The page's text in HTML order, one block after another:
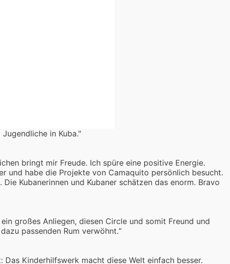
in Kuba."
bringt mir Freude. Ich spüre eine positive Energie.
und habe die Projekte von Camaquito persönlich besucht.
Kubanerinnen und Kubaner schätzen das enorm. Bravo
großes Anliegen, diesen Circle und somit Freund und
passenden Rum verwöhnt.“
Kinderhilfswerk macht diese Welt einfach besser.